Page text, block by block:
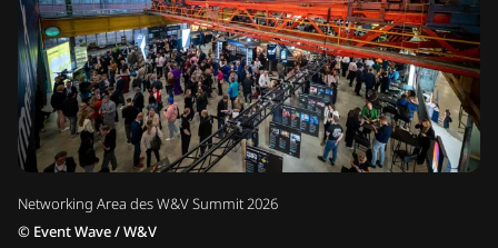
Networking Area des W&V Summit 2026
© Event Wave / W&V